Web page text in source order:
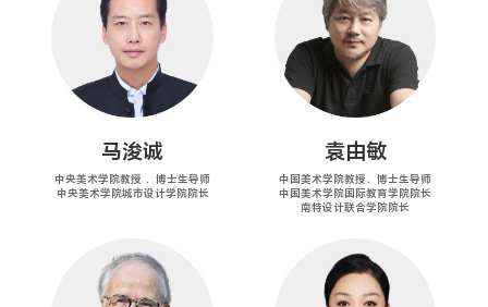
马浚诚
中央美术学院教授 、博士生导师
中央美术学院城市设计学院院长
袁由敏
中国美术学院教授、博士生导师
中国美术学院国际教育学院院长
南特设计联合学院院长